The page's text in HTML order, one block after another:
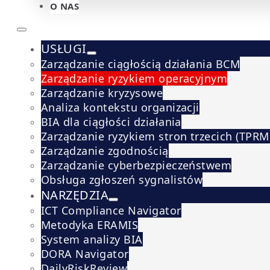
O NAS
USŁUGI
Zarządzanie ciągłością działania BCM
Zarządzanie ryzykiem operacyjnym
Zarządzanie kryzysowe
Analiza kontekstu organizacji
BIA dla ciągłości działania
Zarządzanie ryzykiem stron trzecich
Zarządzanie zgodnością
Zarządzanie cyberbezpieczeństwem
Obsługa zgłoszeń sygnalistów
NARZĘDZIA
ICT Compliance Navigator
Metodyka ERAMIS
System analizy BIA
DORA Navigator